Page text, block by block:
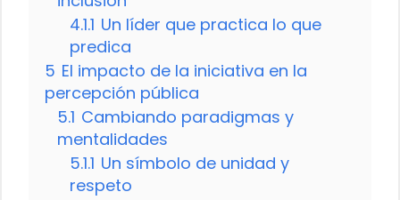
4.1.1 Un líder que practica lo que
predica
5 El impacto de la iniciativa en la
percepción pública
5.1 Cambiando paradigmas y
mentalidades
5.1.1 Un símbolo de unidad y
respeto